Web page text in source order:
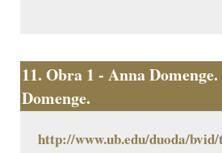
11. Obra 1 - Anna
Domenge.
http://www.ub.edu/duoda/